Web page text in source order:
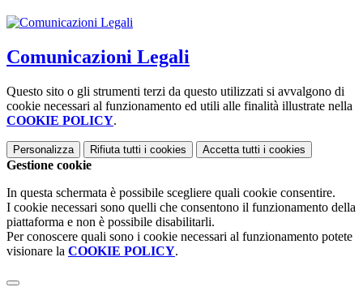
Comunicazioni Legali
Questo sito o gli strumenti terzi da questo utilizzati si avvalgono di
cookie necessari al funzionamento ed utili alle finalità illustrate nella
COOKIE POLICY.
Personalizza Rifiuta tutti i cookies Accetta tutti i cookies
Gestione cookie
In questa schermata è possibile scegliere quali cookie consentire.
I cookie necessari sono quelli che consentono il funzionamento della
piattaforma e non è possibile disabilitarli.
Per conoscere quali sono i cookie necessari al funzionamento potete
visionare la COOKIE POLICY.